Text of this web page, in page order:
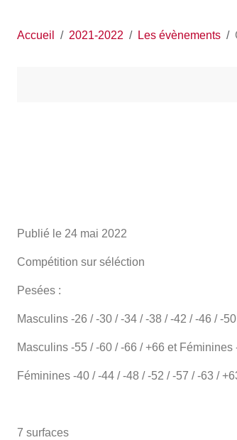
Accueil 2021-2022 Les évènements
Publié le 24 mai 2022
Compétition sur séléction
Pesées :
Masculins -26 / -30 / -34 / -38 / -42 / -46 / -
Masculins -55 / -60 / -66 / +66 et
Féminines -40 / -44 / -48 / -52 / -57 / -63 /
7 surfaces